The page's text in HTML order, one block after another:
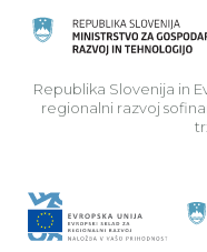
Republika Slovenija in
regionalni razvoj